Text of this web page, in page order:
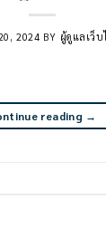
2024 BY ผู้ดูแลเว็
reading →